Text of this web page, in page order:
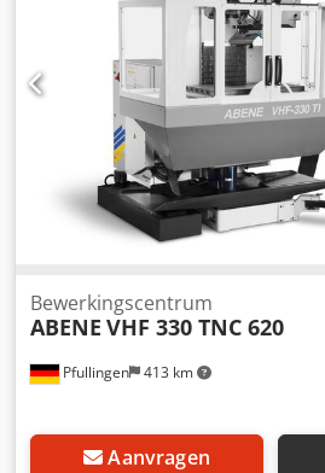
Pfullingen 413 km
Bewerkingscentrum
ABENE VHF 330 TNC 620
Aanvragen